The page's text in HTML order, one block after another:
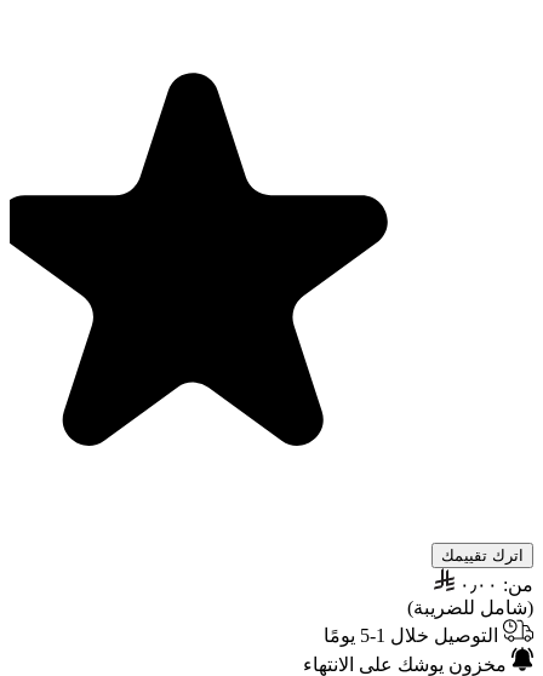
اترك تقييمك
من: ٠٫٠٠
(شامل للضريبة)
التوصيل خلال 1-5 يومًا
مخزون يوشك على الانتهاء